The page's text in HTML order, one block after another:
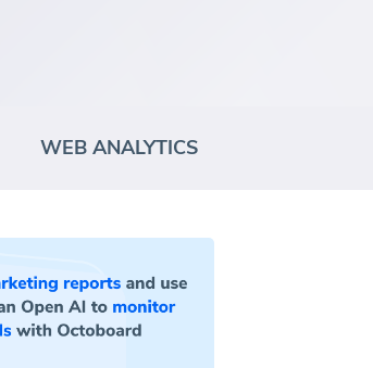
WEB ANALYTICS